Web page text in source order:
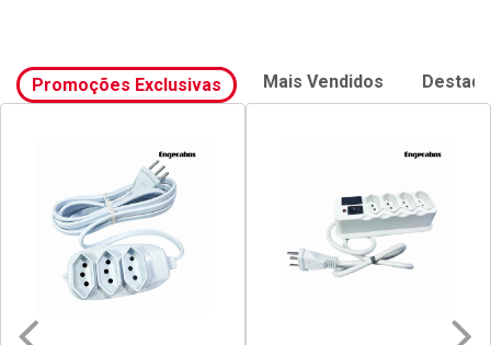
Promoções Exclusivas Mais Vendidos